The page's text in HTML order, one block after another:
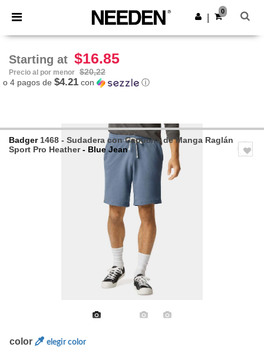
× App de Needen
¡Mejores precios en app!
Descargar app
0
Starting at $16.85
Precio al por menor $20,22
o 4 pagos de $4.21 con ⓘ
Badger1468 - Sudadera con Capucha de Manga Raglán
Sport Pro Heather- Blue Jean
color elegir color